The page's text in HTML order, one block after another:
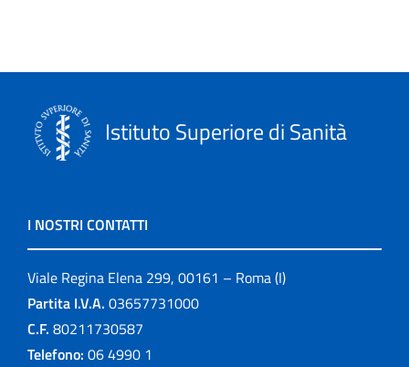
Istituto Superiore di Sanità
I NOSTRI CONTATTI
Viale Regina Elena 299, 00161 – Roma (I)
Partita I.V.A. 03657731000
C.F. 80211730587
Telefono: 06 4990 1